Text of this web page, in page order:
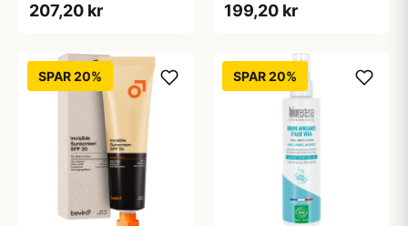
207,20 kr 199,20 kr
SPAR 20% SPAR 20%